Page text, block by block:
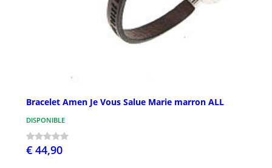
Bracelet Amen Je Vous Salue Marie marron ALL
DISPONIBLE
€ 44,90